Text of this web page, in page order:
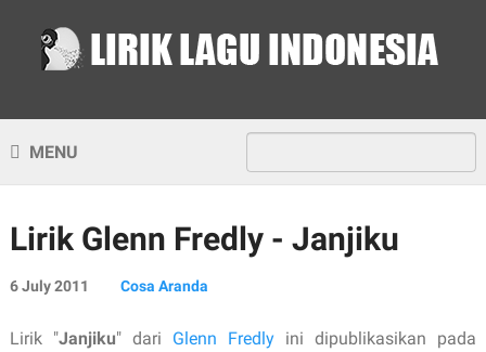
MENU
Lirik Glenn Fredly - Janjiku
6 July 2011 Cosa Aranda
Lirik "Janjiku" dari Glenn Fredly ini dipublikasikan pada